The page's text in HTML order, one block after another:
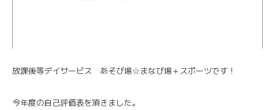
放課後等デイサービス あそび場☆まなび場＋スポーツです！
今年度の自己評価表を頂きました。